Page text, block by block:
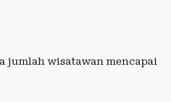
jumlah wisatawan mencapai